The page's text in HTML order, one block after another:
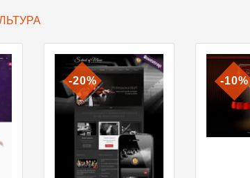
-20% -10%